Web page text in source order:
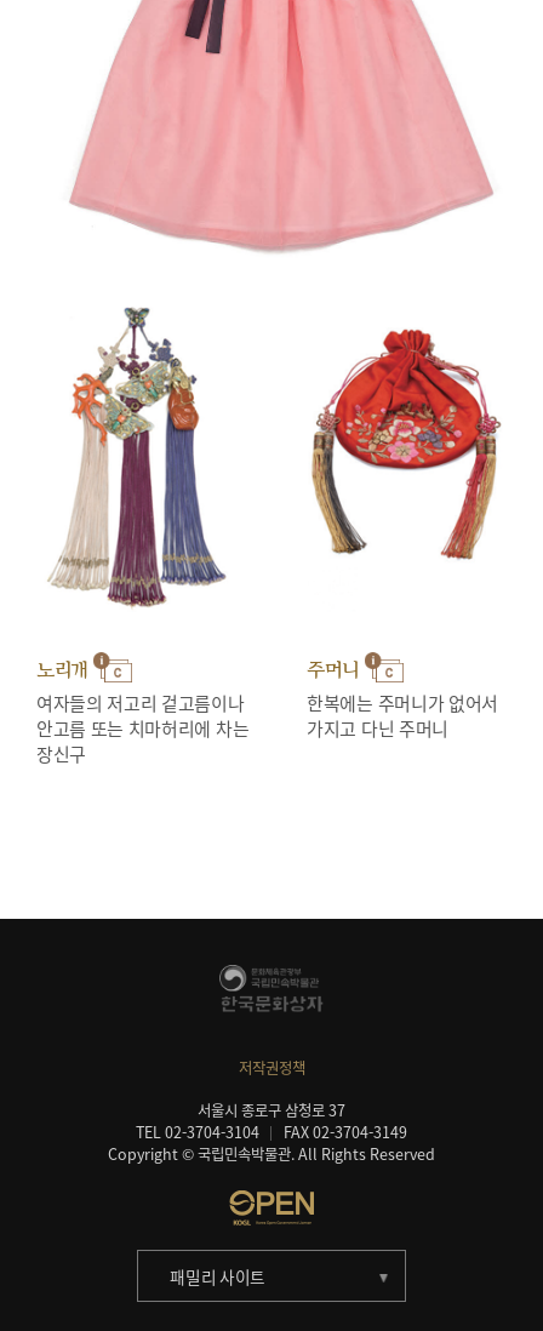
노리개
여자들의 저고리 겉고름이나
안고름 또는 치마허리에 차는
장신구
주머니
한복에는 주머니가 없어서
가지고 다닌 주머니
저작권정책
서울시 종로구 삼청로 37
TEL 02-3704-3104
FAX 02-3704-3149
Copyright © 국립민속박물관. All Rights Reserved
패밀리 사이트